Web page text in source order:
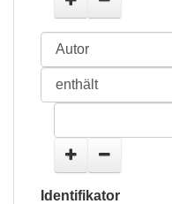
Identifikator